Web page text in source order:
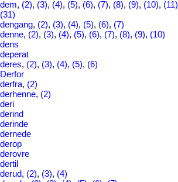
dem, (2), (3), (4), (5), (6), (7), (8), (9), (10), (11)
(31)
dengang, (2), (3), (4), (5), (6), (7)
denne, (2), (3), (4), (5), (6), (7), (8), (9), (10)
dens
deperat
deres, (2), (3), (4), (5), (6)
Derfor
derfra, (2)
derhenne, (2)
deri
derind
derinde
dernede
derop
derovre
dertil
derud, (2), (3), (4)